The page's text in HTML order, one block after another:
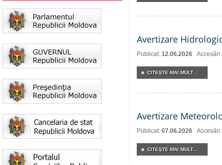
Avertizare
Publicat: 12.06.2026
CITEŞTE MAI MULT...
Avertizare
Publicat: 07.06.2026
CITEŞTE MAI MULT...